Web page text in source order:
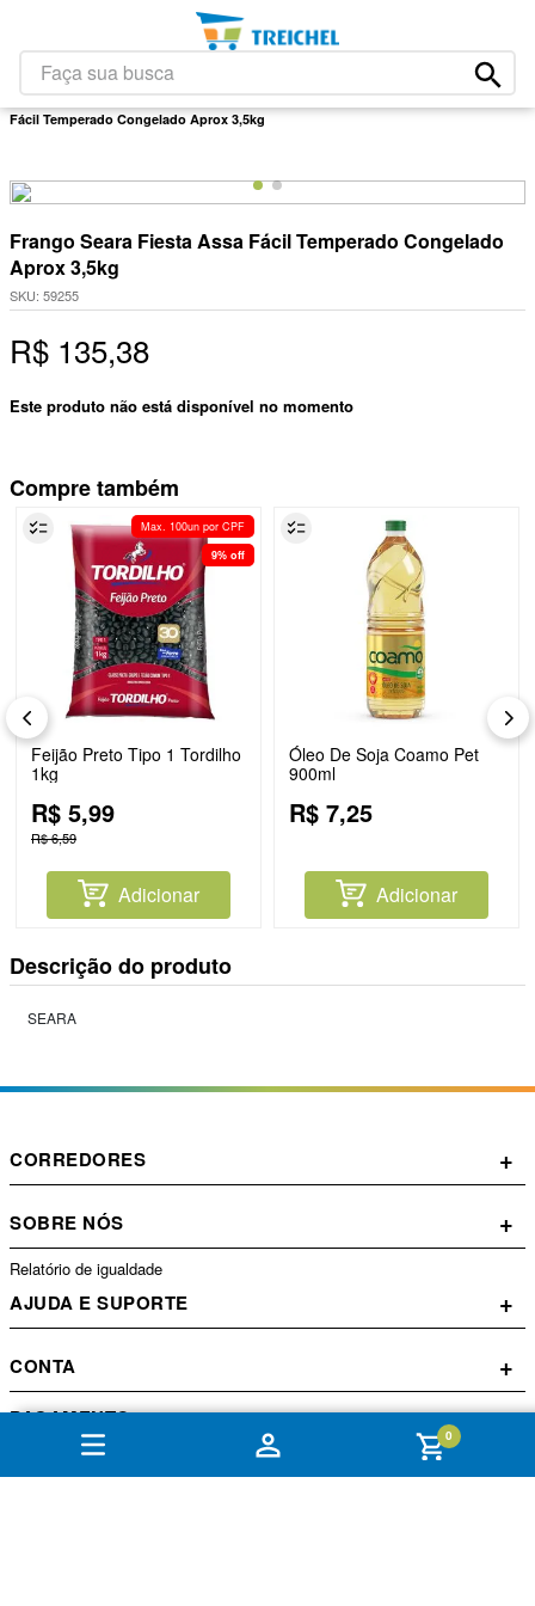
Faça sua busca
0
Frango Seara Fiesta Assa
Fácil Temperado Congelado Aprox 3,5kg
Frango Seara Fiesta Assa Fácil Temperado Congelado
Aprox 3,5kg
SKU: 59255
R$ 135,38
Este produto não está disponível no momento
Compre também
Max. 100un por CPF
9% off
Feijão Preto Tipo 1 Tordilho
1kg
R$ 5,99
R$6,59
Adicionar
Óleo De Soja Coamo Pet
900ml
R$ 7,25
Adicionar
Descrição do produto
SEARA
CORREDORES +
SOBRE NÓS +
Relatório de igualdade
AJUDA E SUPORTE +
CONTA +
PAGAMENTO
2º leite
3º papel higiênico
5º iogurte
7º chocolate
8º massa
9º arroz